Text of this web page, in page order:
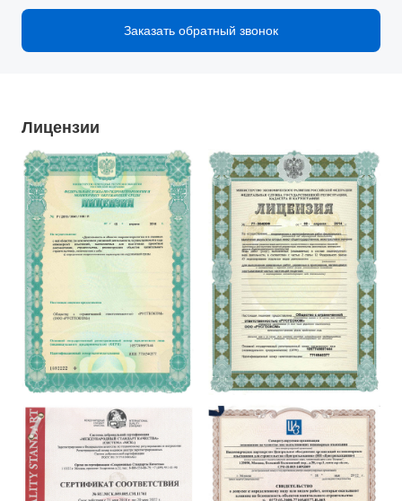
Заказать обратный звонок
Лицензии